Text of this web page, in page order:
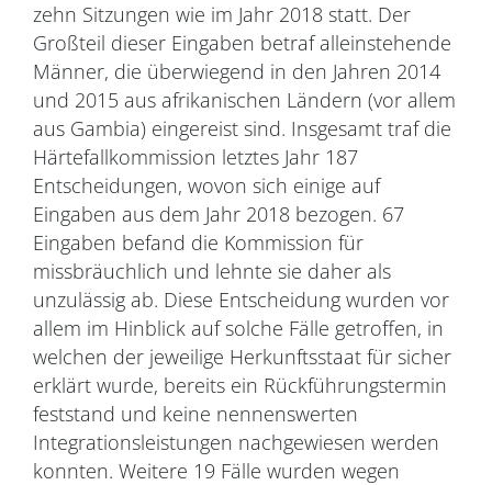
zehn Sitzungen wie im Jahr 2018 statt. Der
Großteil dieser Eingaben betraf alleinstehende
Männer, die überwiegend in den Jahren 2014
und 2015 aus afrikanischen Ländern (vor allem
aus Gambia) eingereist sind. Insgesamt traf die
Härtefallkommission letztes Jahr 187
Entscheidungen, wovon sich einige auf
Eingaben aus dem Jahr 2018 bezogen. 67
Eingaben befand die Kommission für
missbräuchlich und lehnte sie daher als
unzulässig ab. Diese Entscheidung wurden vor
allem im Hinblick auf solche Fälle getroffen, in
welchen der jeweilige Herkunftsstaat für sicher
erklärt wurde, bereits ein Rückführungstermin
feststand und keine nennenswerten
Integrationsleistungen nachgewiesen werden
konnten. Weitere 19 Fälle wurden wegen